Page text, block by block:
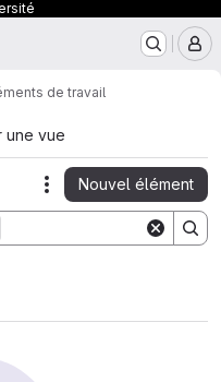
de travail
une vue
Actions
Nouvel élément